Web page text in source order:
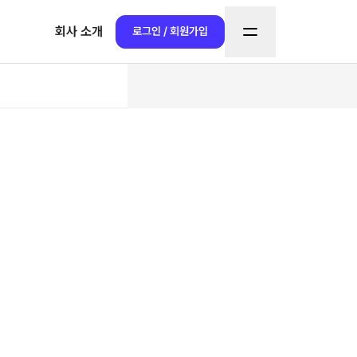
회사 소개 로그인 / 회원가입